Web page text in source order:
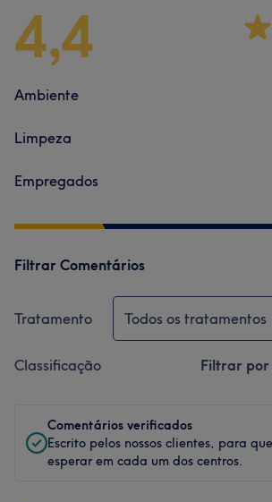
4,4
Ambiente
Limpeza
Empregados
Filtrar Comentários
Tratamento Todos os tratamentos
Classificação Filtrar por
Comentários verificados
Escrito pelos nossos clientes, para
esperar em cada um dos centros.